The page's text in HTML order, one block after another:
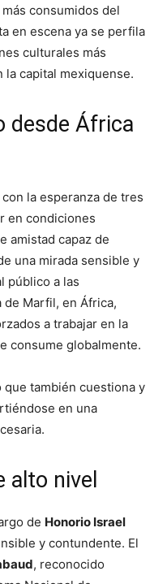
consumidos del
en escena ya se perfila
culturales más
la capital mexiquense.
desde África
la esperanza de tres
en condiciones
amistad capaz de
una mirada sensible y
público a las
de Marfil, en África,
a trabajar en la
consume globalmente.
que también cuestiona y
en una
alto nivel
de Honorio Israel
y contundente. El
, reconocido